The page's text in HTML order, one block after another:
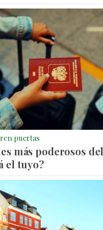
puertas
más poderosos del
el tuyo?